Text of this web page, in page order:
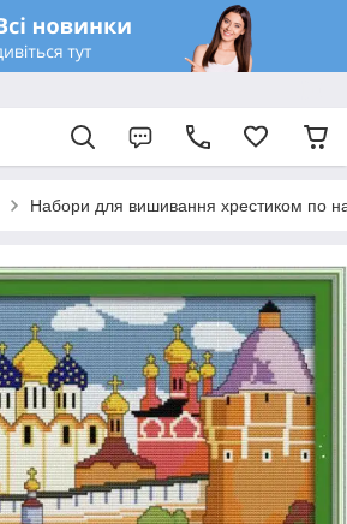
Набори для вишивання хрестиком по